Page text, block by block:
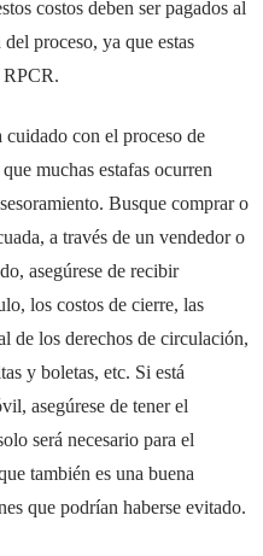
costos deben ser pagados al
proceso, ya que estas
RPCR.
cuidado con el proceso de
muchas estafas ocurren
Busque comprar o
a través de un vendedor o
asegúrese de recibir
los costos de cierre, las
de los derechos de circulación,
y boletas, etc. Si está
asegúrese de tener el
será necesario para el
también es una buena
que podrían haberse evitado.